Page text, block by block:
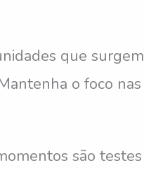
que surgem
o foco nas
são testes